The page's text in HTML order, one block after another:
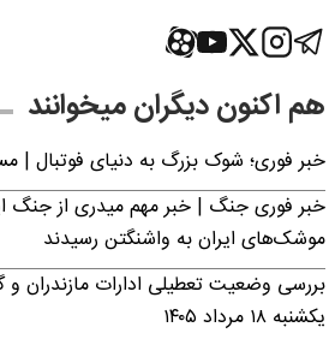
هم اکنون دیگران میخوانند
خبر فوری؛‌ شوک بزرگ به دنیای فوتبال
خبر فوری جنگ | خبر مهم میدری از جنگ
موشک‌های ایران به واشنگتن رسیدند
بررسی وضعیت تعطیلی ادارات مازندران و
یکشنبه ۱۸ مرداد ۱۴۰۵